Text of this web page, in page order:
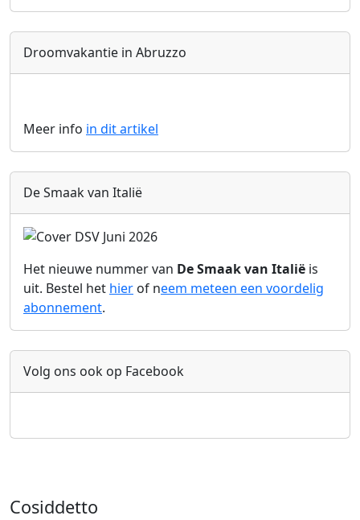
Droomvakantie in Abruzzo
Meer info in dit artikel
De Smaak van Italië
Het nieuwe nummer van De Smaak van Italië is
uit. Bestel het hier of neem meteen een voordelig
abonnement.
Volg ons ook op Facebook
Cosiddetto